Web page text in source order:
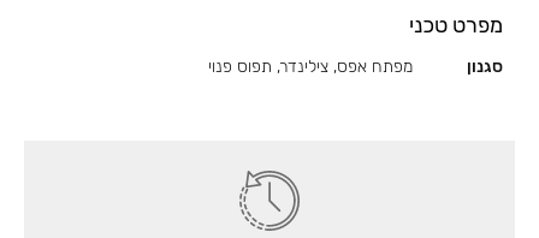
מפרט טכני
סגנון מפתח אפס, צילינדר, תפוס פנוי